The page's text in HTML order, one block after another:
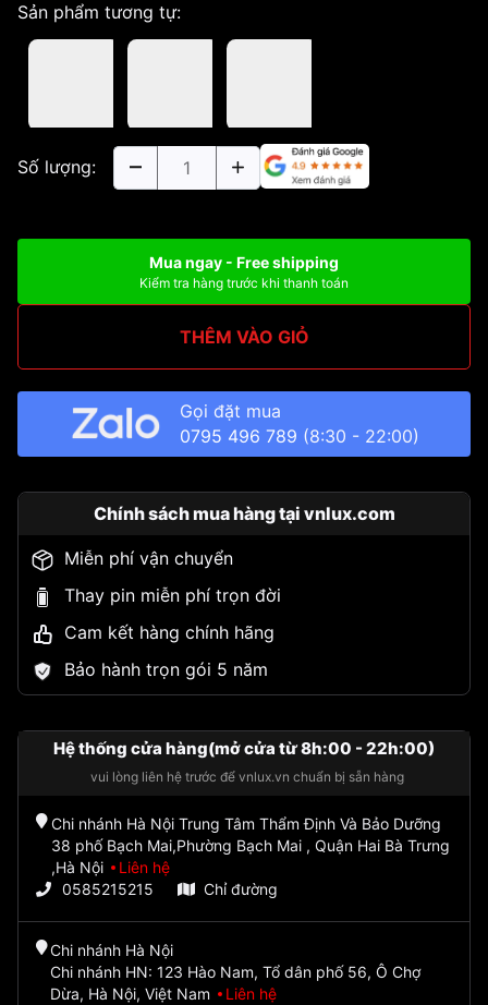
Sản phẩm tương tự:
Số lượng:
Mua ngay - Free shipping
Kiểm tra hàng trước khi thanh toán
THÊM VÀO GIỎ
Gọi đặt mua
0795 496 789 (8:30 - 22:00)
Chính sách mua hàng tại vnlux.com
Miễn phí vận chuyển
Thay pin miễn phí trọn đời
Cam kết hàng chính hãng
Bảo hành trọn gói 5 năm
Hệ thống cửa hàng(mở cửa từ 8h:00 - 22h:00)
vui lòng liên hệ trước để vnlux.vn chuẩn bị sẵn hàng
Chi nhánh Hà Nội Trung Tâm Thẩm Định Và Bảo Dưỡng
38 phố Bạch Mai,Phường Bạch Mai , Quận Hai Bà Trưng
,Hà Nội
Liên hệ
0585215215
Chỉ đường
Chi nhánh Hà Nội
Chi nhánh HN: 123 Hào Nam, Tổ dân phố 56, Ô Chợ
Dừa, Hà Nội, Việt Nam
Liên hệ